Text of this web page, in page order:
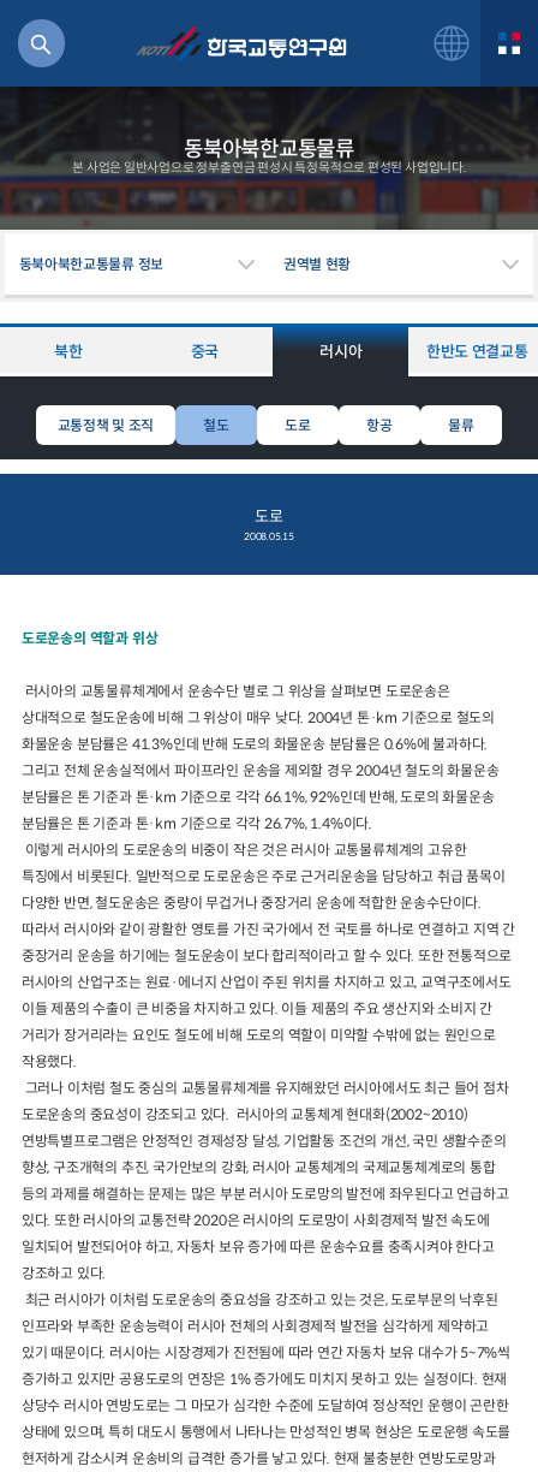
동북아북한교통물류
본 사업은 일반사업으로 정부출연금 편성시 특정목적으로 편성된 사업입니다.
동북아북한교통물류 정보 권역별 현황
북한 중국 러시아 한반도 연결교통
교통정책 및 조직 철도 도로 항공 물류
도로
2008.05.15
도로운송의 역할과 위상
러시아의 교통물류체계에서 운송수단 별로 그 위상을 살펴보면 도로운송은
상대적으로 철도운송에 비해 그 위상이 매우 낮다. 2004년 톤·km 기준으로 철도의
화물운송 분담률은 41.3%인데 반해 도로의 화물운송 분담률은 0.6%에 불과하다.
그리고 전체 운송실적에서 파이프라인 운송을 제외할 경우 2004년 철도의 화물운송
분담률은 톤 기준과 톤·km 기준으로 각각 66.1%, 92%인데 반해, 도로의 화물운송
분담률은 톤 기준과 톤·km 기준으로 각각 26.7%, 1.4%이다.
이렇게 러시아의 도로운송의 비중이 작은 것은 러시아 교통물류체계의 고유한
특징에서 비롯된다. 일반적으로 도로운송은 주로 근거리운송을 담당하고 취급 품목이
다양한 반면, 철도운송은 중량이 무겁거나 중장거리 운송에 적합한 운송수단이다.
따라서 러시아와 같이 광활한 영토를 가진 국가에서 전 국토를 하나로 연결하고 지역 간
중장거리 운송을 하기에는 철도운송이 보다 합리적이라고 할 수 있다. 또한 전통적으로
러시아의 산업구조는 원료·에너지 산업이 주된 위치를 차지하고 있고, 교역구조에서도
이들 제품의 수출이 큰 비중을 차지하고 있다. 이들 제품의 주요 생산지와 소비지 간
거리가 장거리라는 요인도 철도에 비해 도로의 역할이 미약할 수밖에 없는 원인으로
작용했다.
그러나 이처럼 철도 중심의 교통물류체계를 유지해왔던 러시아에서도 최근 들어 점차
도로운송의 중요성이 강조되고 있다. 러시아의 교통체계 현대화(2002~2010)
연방특별프로그램은 안정적인 경제성장 달성, 기업활동 조건의 개선, 국민 생활수준의
향상, 구조개혁의 추진, 국가안보의 강화, 러시아 교통체계의 국제교통체계로의 통합
등의 과제를 해결하는 문제는 많은 부분 러시아 도로망의 발전에 좌우된다고 언급하고
있다. 또한 러시아의 교통전략 2020은 러시아의 도로망이 사회경제적 발전 속도에
일치되어 발전되어야 하고, 자동차 보유 증가에 따른 운송수요를 충족시켜야 한다고
강조하고 있다.
최근 러시아가 이처럼 도로운송의 중요성을 강조하고 있는 것은, 도로부문의 낙후된
인프라와 부족한 운송능력이 러시아 전체의 사회경제적 발전을 심각하게 제약하고
있기 때문이다. 러시아는 시장경제가 진전됨에 따라 연간 자동차 보유 대수가 5~7%씩
증가하고 있지만 공용도로의 연장은 1% 증가에도 미치지 못하고 있는 실정이다. 현재
상당수 러시아 연방도로는 그 마모가 심각한 수준에 도달하여 정상적인 운행이 곤란한
상태에 있으며, 특히 대도시 통행에서 나타나는 만성적인 병목 현상은 도로운행 속도를
현저하게 감소시켜 운송비의 급격한 증가를 낳고 있다. 현재 불충분한 연방도로망과
용
임
전국여객OD 여객통행량
2024.12.31
2025.09.30